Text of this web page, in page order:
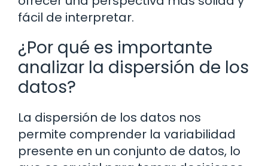
fácil de interpretar.
¿Por qué es importante
analizar la dispersión de los
datos?
La dispersión de los datos nos
permite comprender la variabilidad
presente en un conjunto de datos, lo